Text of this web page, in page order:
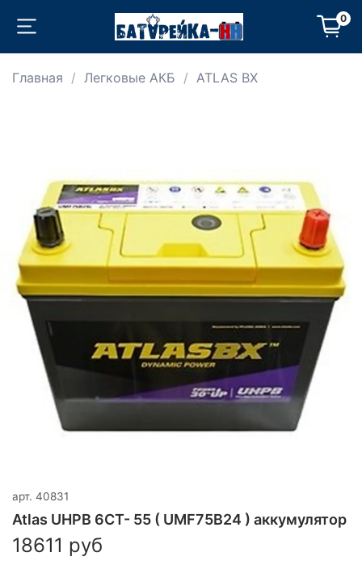
0
Главная Легковые АКБ ATLAS BX
арт. 40831
Atlas UHPB 6CT- 55 ( UMF75B24 ) аккумулятор
18611 руб